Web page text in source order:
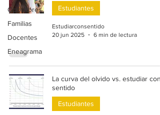
Opositores
Familias
Docentes
Eneagrama
Estudiantes
Estudiarconsentido
20 jun 2025
6 min de lectura
La curva del olvido vs. estudiar con
sentido
Estudiantes